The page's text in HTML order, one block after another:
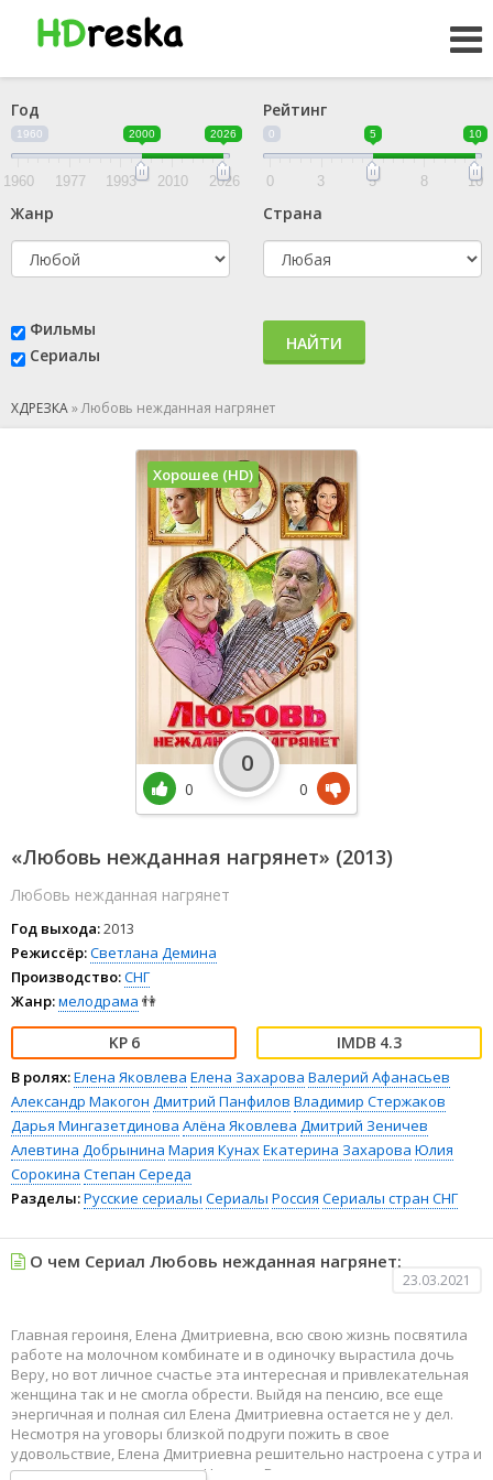
Год
1960 2000 2026
1960 1977 1993 2010 2026
Рейтинг
0 5 10
0 3 5 8 10
Жанр Страна
Фильмы
Сериалы
НАЙТИ
ХДРЕЗКА»Любовь нежданная нагрянет
«Любовь нежданная нагрянет» (2013)
Любовь нежданная нагрянет
Год выхода:2013
Режиссёр:Светлана Демина
Производство:СНГ
Жанр:мелодрама 👫
6 4.3
В ролях:Елена Яковлева Елена Захарова Валерий Афанасьев
Александр Макогон Дмитрий Панфилов Владимир Стержаков
Дарья Мингазетдинова Алёна Яковлева Дмитрий Зеничев
Алевтина Добрынина Мария КунахЕкатерина Захарова Юлия
Сорокина Степан Середа
Разделы:Русские сериалы Сериалы Россия Сериалы стран СНГ
Хорошее (HD)
0
0
0
О чем Сериал Любовь нежданная нагрянет:
23.03.2021
Главная героиня, Елена Дмитриевна, всю свою жизнь посвятила
работе на молочном комбинате и в одиночку вырастила дочь
Веру, но вот личное счастье эта интересная и привлекательная
женщина так и не смогла обрести. Выйдя на пенсию, все еще
энергичная и полная сил Елена Дмитриевна остается не у дел.
Несмотря на уговоры близкой подруги пожить в свое
удовольствие, Елена Дмитриевна решительно настроена с утра и
до ночи помогать родным. Но дочь Вера и ее семья живут своими